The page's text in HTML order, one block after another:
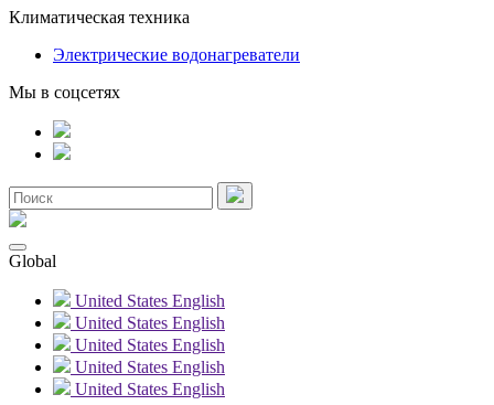
Климатическая техника
Электрические водонагреватели
Мы в соцсетях
Global
United States English
United States English
United States English
United States English
United States English